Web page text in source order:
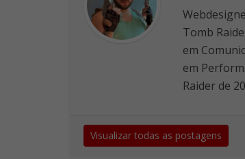
Tomb
em
em
Raider de
Visualizar todas as postagens